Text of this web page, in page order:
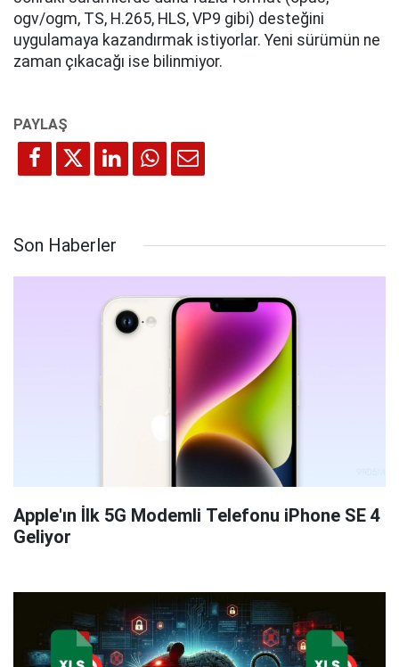
ogv/ogm, TS, H.265, HLS, VP9 gibi) desteğini
uygulamaya kazandırmak istiyorlar. Yeni sürümün ne
zaman çıkacağı ise bilinmiyor.
Son Haberler
Apple'ın İlk 5G Modemli Telefonu iPhone SE 4
Geliyor